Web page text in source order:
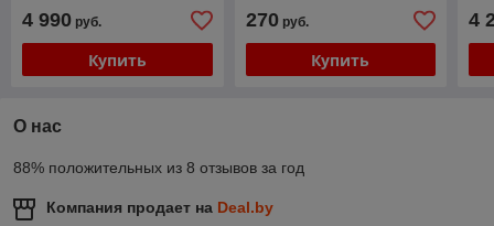
4 990 руб.
Купить
270руб.
Купить
4
О нас
88% положительных из 8 отзывов за год
Компания продает на Deal.by